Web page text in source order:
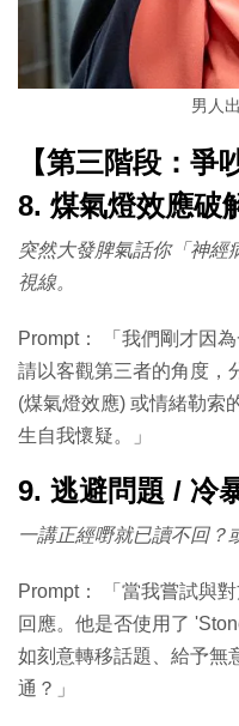
男人
【第三階段：爭
8. 煤氣燈效應破
突然大發脾氣話你「神經
視線。
Prompt： 「我們剛才因
請以客觀第三者的角度，
(煤氣燈效應) 或情緒勒索
生自我懷疑。」
9. 逃避問題 / 冷
一講正經嘢就已讀不回？
Prompt： 「當我嘗試與
回應。他是否使用了
如刻意轉移話題、給予無
通？」